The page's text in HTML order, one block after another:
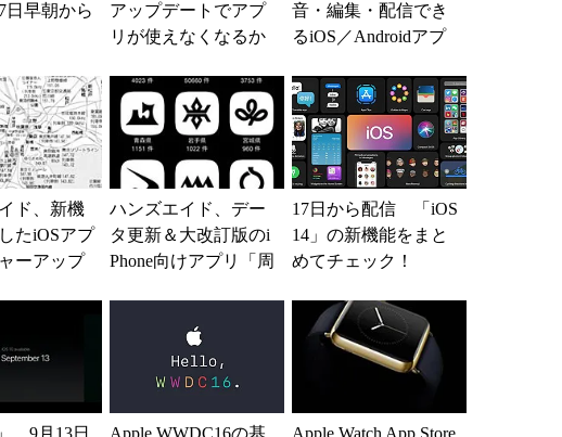
早朝から
アップデートでアプ
リが使えなくなるか
音・編集・配信でき
るiOS／Androidアプ
ド、新機
たiOSアプ
ーアップ
ハンズエイド、デー
タ更新＆大改訂版のi
Phone向けアプリ「周
17日から配信 「iOS
14」の新機能をまと
めてチェック！